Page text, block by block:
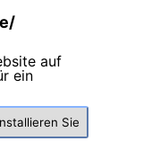
auf
ein
Sie